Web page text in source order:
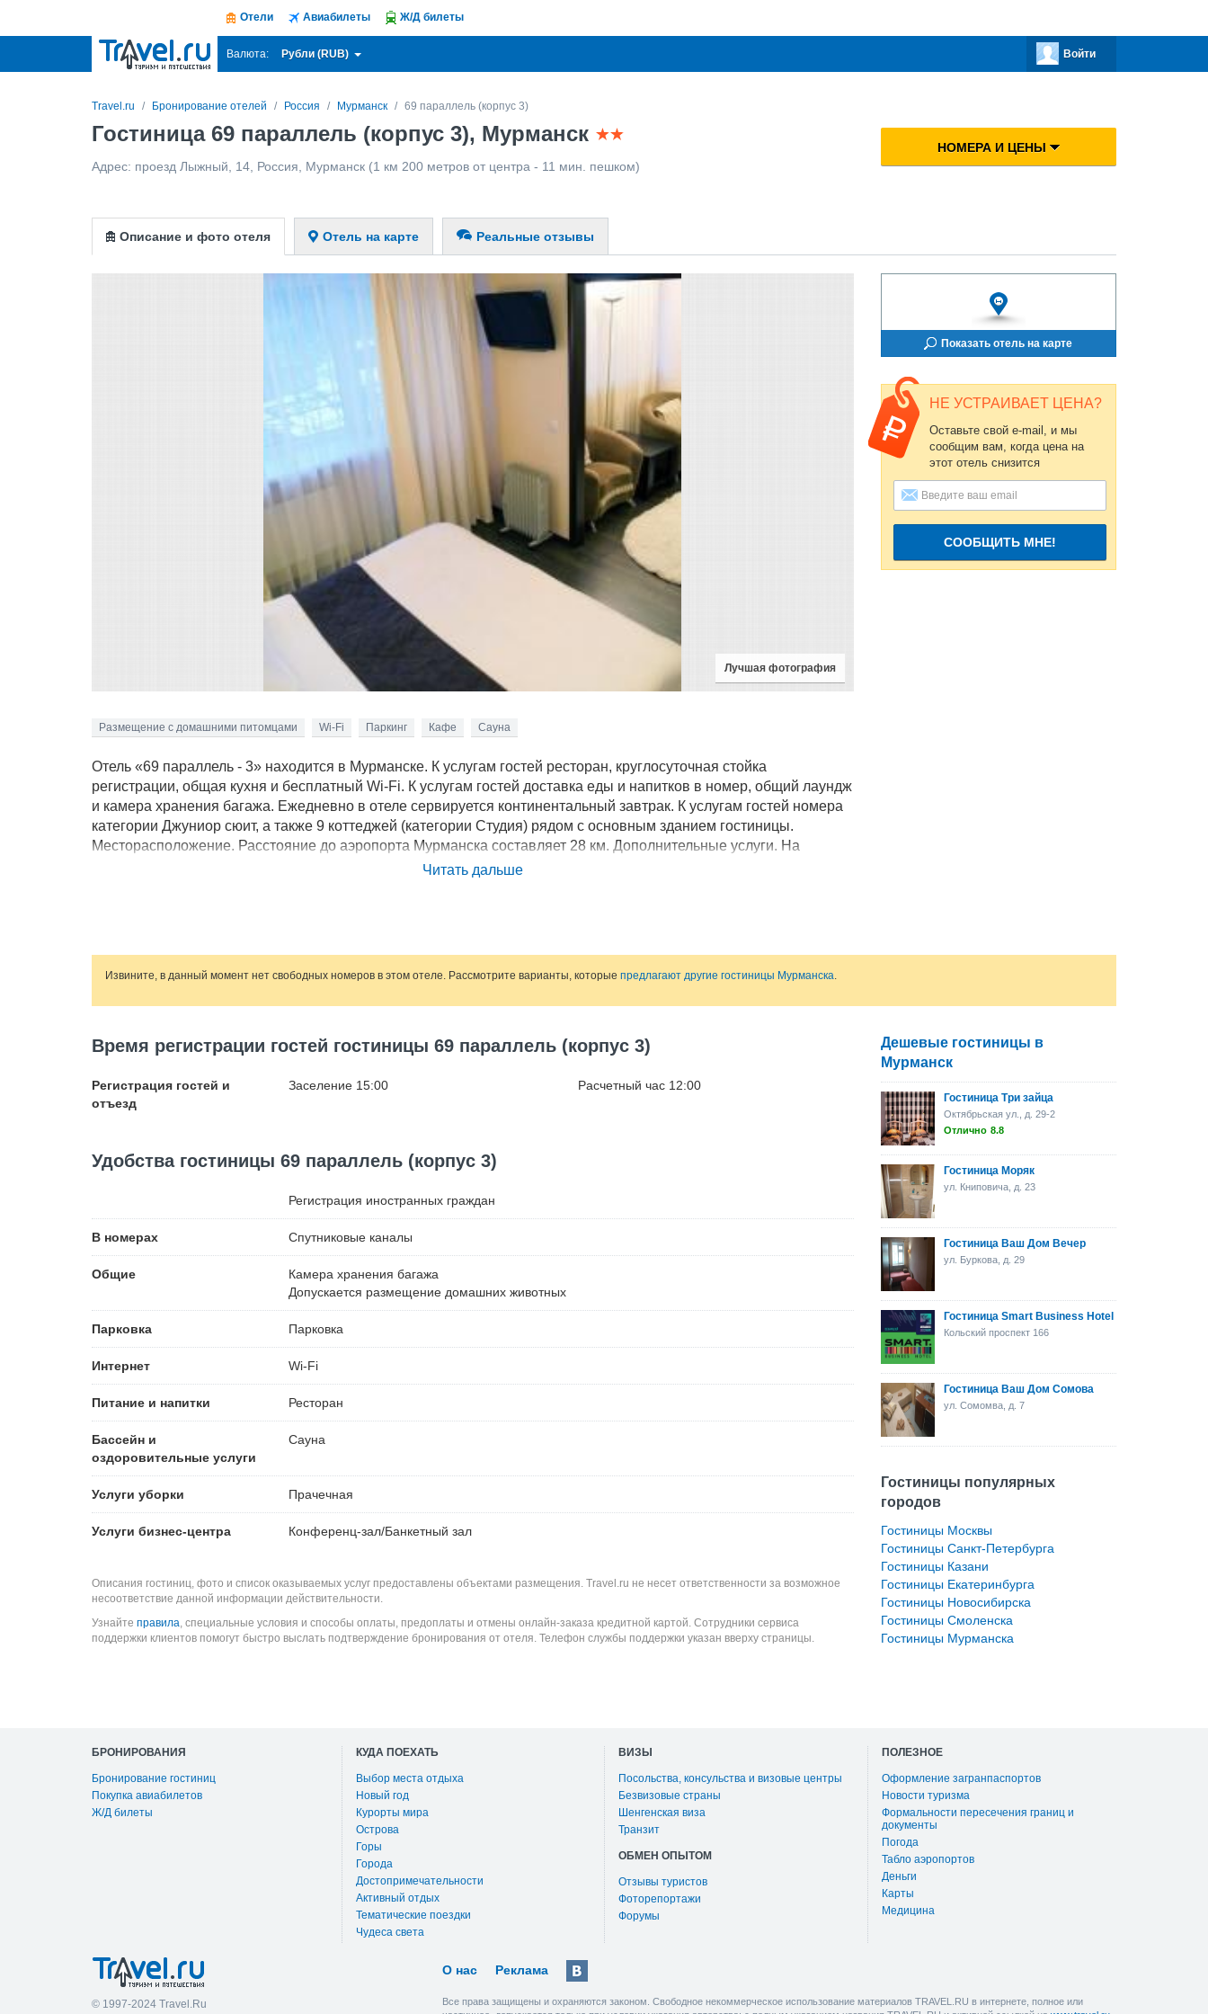
Отели Авиабилеты Ж/Д билеты
Валюта: Рубли (RUB) Войти
Travel.ru Бронирование отелей Россия Мурманск 69 параллель (корпус 3)
Гостиница 69 параллель (корпус 3), Мурманск
Адрес: проезд Лыжный, 14 Россия Мурманск (1 км 200 метров от центра - 11 мин. пешком)
НОМЕРА И ЦЕНЫ
Описание и фото отеля Отель на карте Реальные отзывы
Лучшая фотография
Размещение с домашними питомцами Wi-Fi Паркинг Кафе Сауна
Отель «69 параллель - 3» находится в Мурманске. К услугам гостей ресторан, круглосуточная стойка
регистрации, общая кухня и бесплатный Wi-Fi. К услугам гостей доставка еды и напитков в номер, общий лаундж
и камера хранения багажа. Ежедневно в отеле сервируется континентальный завтрак. К услугам гостей номера
категории Джуниор сюит, а также 9 коттеджей (категории Студия) рядом с основным зданием гостиницы.
Месторасположение. Расстояние до аэропорта Мурманска составляет 28 км. Дополнительные услуги. На
территории отеля обустроена детская игровая площадка. В числе прочих удобств бизнес-центр и бесплатная
Читать дальше
Показать отель на карте
НЕ УСТРАИВАЕТ ЦЕНА?
Оставьте свой e-mail, и мы
сообщим вам, когда цена на
этот отель снизится
СООБЩИТЬ МНЕ!
Извините, в данный момент нет свободных номеров в этом отеле. Рассмотрите варианты, которые предлагают другие гостиницы Мурманска.
Время регистрации гостей гостиницы 69 параллель (корпус 3)
Регистрация гостей и
отъезд
Заселение 15:00 Расчетный час 12:00
Удобства гостиницы 69 параллель (корпус 3)
Регистрация иностранных граждан
В номерах Спутниковые каналы
Общие
Камера хранения багажа
Допускается размещение домашних животных
Парковка Парковка
Интернет Wi-Fi
Питание и напитки Ресторан
Бассейн и
оздоровительные услуги
Сауна
Услуги уборки Прачечная
Услуги бизнес-центра Конференц-зал/Банкетный зал
Описания гостиниц, фото и список оказываемых услуг предоставлены объектами размещения. Travel.ru не несет ответственности за возможное
несоответствие данной информации действительности.
Узнайте правила, специальные условия и способы оплаты, предоплаты и отмены онлайн-заказа кредитной картой. Сотрудники сервиса
поддержки клиентов помогут быстро выслать подтверждение бронирования от отеля. Телефон службы поддержки указан вверху страницы.
Дешевые гостиницы в
Мурманск
Гостиница Три зайца
Октябрьская ул., д. 29-2
Отлично 8.8
Гостиница Моряк
ул. Книповича, д. 23
Гостиница Ваш Дом Вечер
ул. Буркова, д. 29
Гостиница Smart Business Hotel
Кольский проспект 166
Гостиница Ваш Дом Сомова
ул. Сомомва, д. 7
Гостиницы популярных
городов
Гостиницы Москвы
Гостиницы Санкт-Петербурга
Гостиницы Казани
Гостиницы Екатеринбурга
Гостиницы Новосибирска
Гостиницы Смоленска
Гостиницы Мурманска
БРОНИРОВАНИЯ
Бронирование гостиниц
Покупка авиабилетов
Ж/Д билеты
КУДА ПОЕХАТЬ
Выбор места отдыха
Новый год
Курорты мира
Острова
Горы
Города
Достопримечательности
Активный отдых
Тематические поездки
Чудеса света
ВИЗЫ
Посольства, консульства и визовые центры
Безвизовые страны
Шенгенская виза
Транзит
ОБМЕН ОПЫТОМ
Отзывы туристов
Фоторепортажи
Форумы
ПОЛЕЗНОЕ
Оформление загранпаспортов
Новости туризма
Формальности пересечения границ и
документы
Погода
Табло аэропортов
Деньги
Карты
Медицина
© 1997-2024 Travel.Ru
О нас Реклама
Все права защищены и охраняются законом. Свободное некоммерческое использование материалов TRAVEL.RU в интернете, полное или